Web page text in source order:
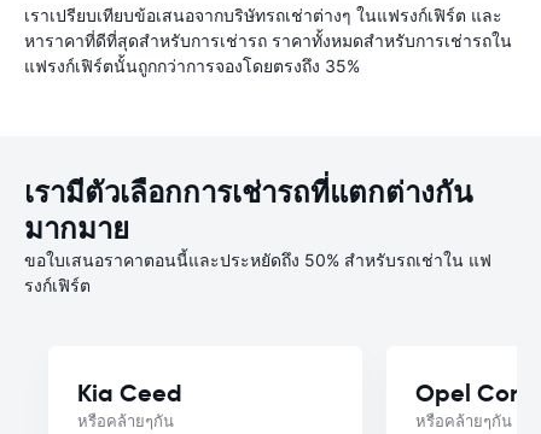
เราเปรียบเทียบข้อเสนอจากบริษัทรถเช่าต่างๆ ในแฟรงก์เฟิร์ต และ
หาราคาที่ดีที่สุดสำหรับการเช่ารถ ราคาทั้งหมดสำหรับการเช่ารถใน
แฟรงก์เฟิร์ตนั้นถูกกว่าการจองโดยตรงถึง 35%
เรามีตัวเลือกการเช่ารถที่แตกต่างกัน
มากมาย
ขอใบเสนอราคาตอนนี้และประหยัดถึง 50% สำหรับรถเช่าใน แฟ
รงก์เฟิร์ต
Kia Ceed
หรือคล้ายๆกัน
Opel
หรือคล้ายๆกัน